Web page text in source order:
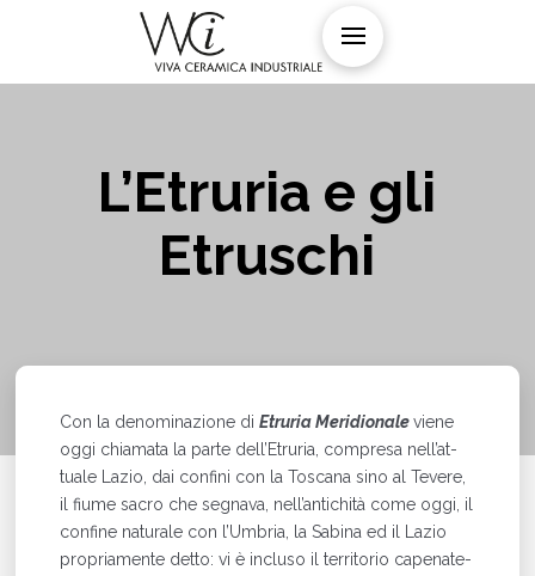
L’Etruria e gli
Etruschi
Con la denominazione di Etruria Meridionaleviene
oggi chiamata la parte dell’Etruria, compresa nell’at­
tuale Lazio, dai confini con la Toscana sino al Tevere,
il fiume sacro che segnava, nell’antichità come oggi, il
confine naturale con l’Umbria, la Sabina ed il Lazio
propriamente detto: vi è incluso il territorio capenate-